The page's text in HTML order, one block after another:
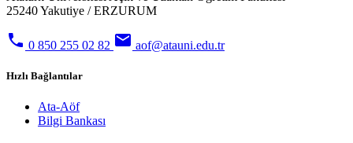
25240 Yakutiye / ERZURUM
phone 0 850 255 02 82 email aof@atauni.edu.tr
Hızlı Bağlantılar
Ata-Aöf
Bilgi Bankası